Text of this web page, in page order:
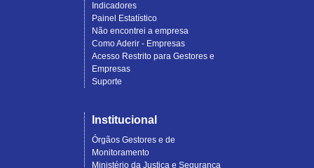
Indicadores
Painel Estatístico
Não encontrei a empresa
Como Aderir - Empresas
Acesso Restrito para Gestores e
Empresas
Suporte
Institucional
Órgãos Gestores e de
Monitoramento
Ministério da Justiça e Segurança